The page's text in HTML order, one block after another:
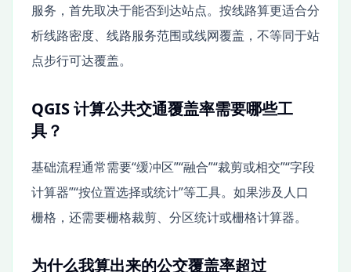
服务，首先取决于能否到达站点。按线路算更适合分
析线路密度、线路服务范围或线网覆盖，不等同于站
点步行可达覆盖。
QGIS 计算公共交通覆盖率需要哪些工
具？
基础流程通常需要“缓冲区”“融合”“裁剪或相交”“字段
计算器”“按位置选择或统计”等工具。如果涉及人口
栅格，还需要栅格裁剪、分区统计或栅格计算器。
为什么我算出来的公交覆盖率超过